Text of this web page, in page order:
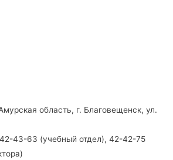
область, г. Благовещенск, ул.
43-63 (учебный отдел), 42-42-75